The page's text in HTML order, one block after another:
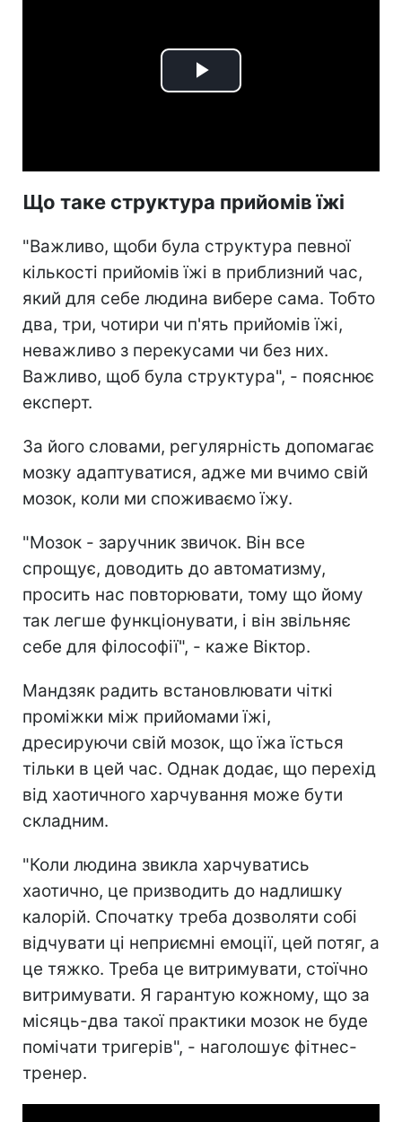
Play
Що таке структура прийомів їжі
"Важливо, щоби була структура певної
кількості прийомів їжі в приблизний час,
який для себе людина вибере сама. Тобто
два, три, чотири чи п'ять прийомів їжі,
неважливо з перекусами чи без них.
Важливо, щоб була структура", - пояснює
експерт.
За його словами, регулярність допомагає
мозку адаптуватися, адже ми вчимо свій
мозок, коли ми споживаємо їжу.
"Мозок - заручник звичок. Він все
спрощує, доводить до автоматизму,
просить нас повторювати, тому що йому
так легше функціонувати, і він звільняє
себе для філософії", - каже Віктор.
Мандзяк радить встановлювати чіткі
проміжки між прийомами їжі,
дресируючи свій мозок, що їжа їсться
тільки в цей час. Однак додає, що перехід
від хаотичного харчування може бути
складним.
"Коли людина звикла харчуватись
хаотично, це призводить до надлишку
калорій. Спочатку треба дозволяти собі
відчувати ці неприємні емоції, цей потяг, а
це тяжко. Треба це витримувати, стоїчно
витримувати. Я гарантую кожному, що за
місяць-два такої практики мозок не буде
помічати тригерів", - наголошує фітнес-
тренер.